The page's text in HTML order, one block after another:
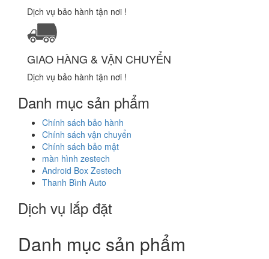
Dịch vụ bảo hành tận nơi !
GIAO HÀNG & VẬN CHUYỂN
Dịch vụ bảo hành tận nơi !
Danh mục sản phẩm
Chính sách bảo hành
Chính sách vận chuyển
Chính sách bảo mật
màn hình zestech
Android Box Zestech
Thanh Bình Auto
Dịch vụ lắp đặt
Danh mục sản phẩm